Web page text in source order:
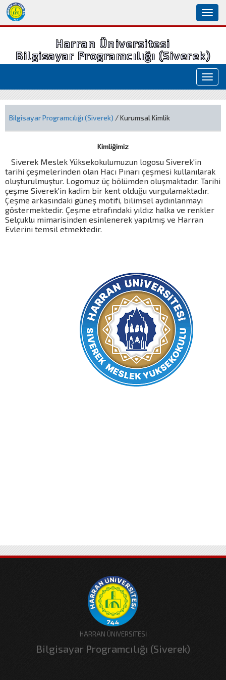
Harran Üniversitesi
Bilgisayar Programcılığı (Siverek)
Bilgisayar Programcılığı (Siverek) / Kurumsal Kimlik
Kimliğimiz
Siverek Meslek Yüksekokulumuzun logosu Siverek'in
tarihi çeşmelerinden olan Hacı Pınarı çeşmesi kullanılarak
oluşturulmuştur. Logomuz üç bölümden oluşmaktadır. Tarihi
çeşme Siverek'in kadim bir kent olduğu vurgulamaktadır.
Çeşme arkasındaki güneş motifi, bilimsel aydınlanmayı
göstermektedir. Çeşme etrafındaki yıldız halka ve renkler
Selçuklu mimarisinden esinlenerek yapılmış ve Harran
Evlerini temsil etmektedir.
HARRAN ÜNİVERSİTESİ
Bilgisayar Programcılığı (Siverek)